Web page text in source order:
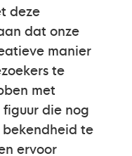
deze
dat onze
manier
te
met
die nog
te
ervoor